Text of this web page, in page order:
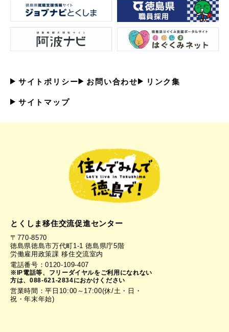
サイトポリシー お問い合わせ リンク集
サイトマップ
とくしま移住交流促進センター
〒770-8570
徳島県徳島市万代町1-1 徳島県庁5階
労働雇用政策課 移住交流室内
電話番号：0120-109-407
※IP電話等、フリーダイヤルをご利用になれない
方は、088-621-2834におかけください
営業時間：平日10:00～17:00(休/土・日・
祝・年末年始)